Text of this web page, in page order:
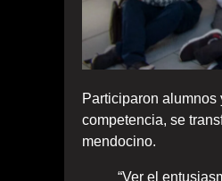
Participaron
competencia, se
mendocino.
“Ver el